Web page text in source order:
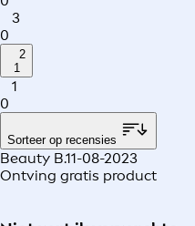
3
0
2
1
1
0
Sorteer op recensies
Beauty B.11-08-2023
Ontving gratis product